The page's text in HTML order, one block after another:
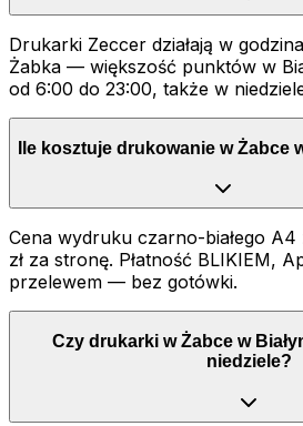
Drukarki Zeccer działają w
Żabka — większość punktów w
od 6:00 do 23:00, także w
Ile kosztuje drukowanie w Żabce
Cena wydruku czarno-białego
zł za stronę. Płatność BLIKIEM,
przelewem — bez gotówki.
Czy drukarki w Żabce w
niedziele?